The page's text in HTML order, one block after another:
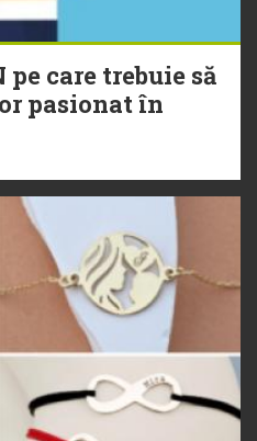
care trebuie să
pasionat în